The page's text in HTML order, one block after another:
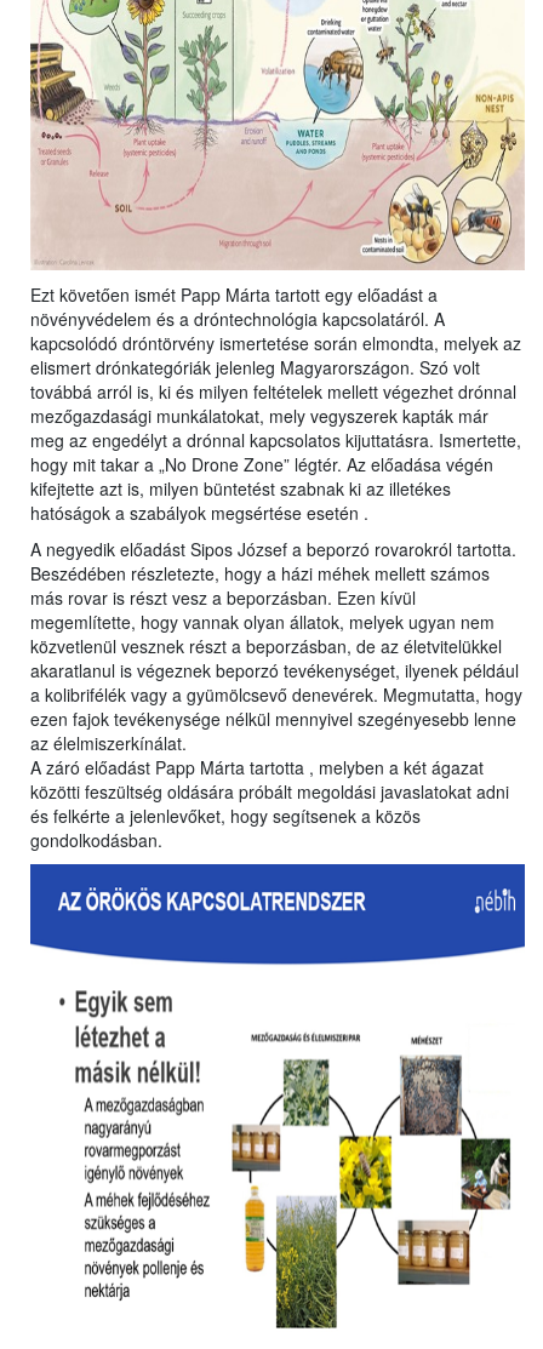
Ezt követően ismét Papp Márta tartott egy előadást a
növényvédelem és a dróntechnológia kapcsolatáról. A
kapcsolódó dróntörvény ismertetése során elmondta, melyek az
elismert drónkategóriák jelenleg Magyarországon. Szó volt
továbbá arról is, ki és milyen feltételek mellett végezhet drónnal
mezőgazdasági munkálatokat, mely vegyszerek kapták már
meg az engedélyt a drónnal kapcsolatos kijuttatásra. Ismertette,
hogy mit takar a „No Drone Zone” légtér. Az előadása végén
kifejtette azt is, milyen büntetést szabnak ki az illetékes
hatóságok a szabályok megsértése esetén .
A negyedik előadást Sipos József a beporzó rovarokról tartotta.
Beszédében részletezte, hogy a házi méhek mellett számos
más rovar is részt vesz a beporzásban. Ezen kívül
megemlítette, hogy vannak olyan állatok, melyek ugyan nem
közvetlenül vesznek részt a beporzásban, de az életvitelükkel
akaratlanul is végeznek beporzó tevékenységet, ilyenek például
a kolibrifélék vagy a gyümölcsevő denevérek. Megmutatta, hogy
ezen fajok tevékenysége nélkül mennyivel szegényesebb lenne
az élelmiszerkínálat.
A záró előadást Papp Márta tartotta , melyben a két ágazat
közötti feszültség oldására próbált megoldási javaslatokat adni
és felkérte a jelenlevőket, hogy segítsenek a közös
gondolkodásban.